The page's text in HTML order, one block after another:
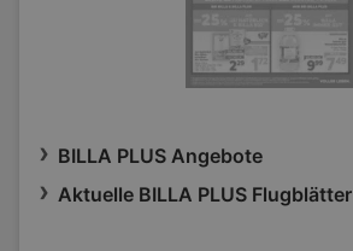
BILLA PLUS Angebote
Aktuelle BILLA PLUS Flugblätter